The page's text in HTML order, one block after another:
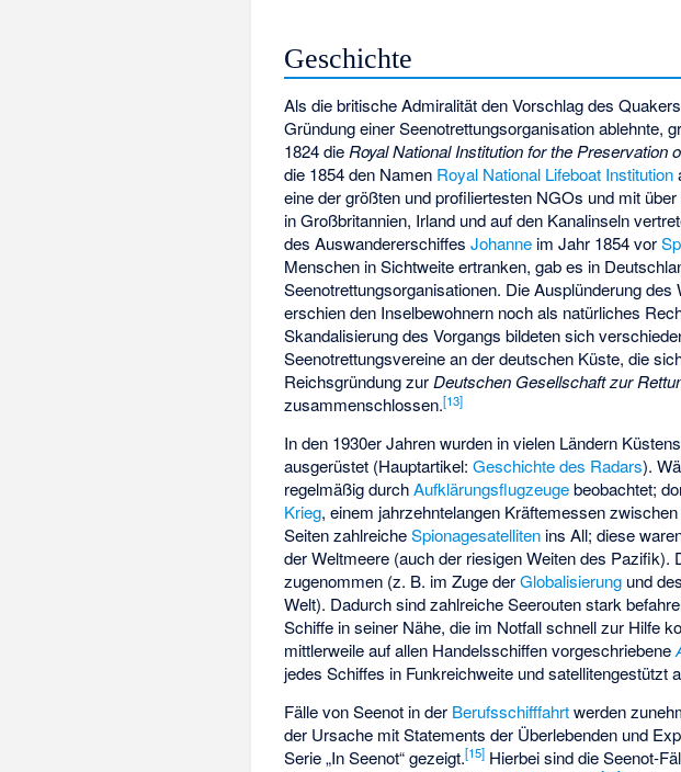
Geschichte
Als die britische Admiralität den Vorschlag des
Gründung einer Seenotrettungsorganisation ablehnte,
1824 dieRoyal National Institution for the Preservation
die 1854 den Namen Royal National Lifeboat Institution
eine der größten und profiliertesten NGOs und mit
in Großbritannien, Irland und auf den Kanalinseln
des AuswandererschiffesJohanne im Jahr 1854 vor
Menschen in Sichtweite ertranken, gab es in
Seenotrettungsorganisationen. Die Ausplünderung
erschien den Inselbewohnern noch als natürliches
Skandalisierung des Vorgangs bildeten sich
Seenotrettungsvereine an der deutschen Küste, die
Reichsgründung zurDeutschen Gesellschaft zur
zusammenschlossen.[13]
In den 1930er Jahren wurden in vielen Ländern
ausgerüstet (Hauptartikel:Geschichte des Radars).
regelmäßig durchAufklärungsflugzeugebeobachtet;
Krieg, einem jahrzehntelangen Kräftemessen
Seiten zahlreicheSpionagesatelliten ins All; diese
der Weltmeere (auch der riesigen Weiten des
zugenommen (z. B. im Zuge derGlobalisierung und
Welt). Dadurch sind zahlreiche Seerouten stark
Schiffe in seiner Nähe, die im Notfall schnell zur Hilfe
mittlerweile auf allen Handelsschiffen vorgeschriebene
jedes Schiffes in Funkreichweite und satellitengestützt
Fälle von Seenot in der Berufsschifffahrtwerden
der Ursache mit Statements der Überlebenden und
Serie „In Seenot“ gezeigt.[15] Hierbei sind die Seenot-